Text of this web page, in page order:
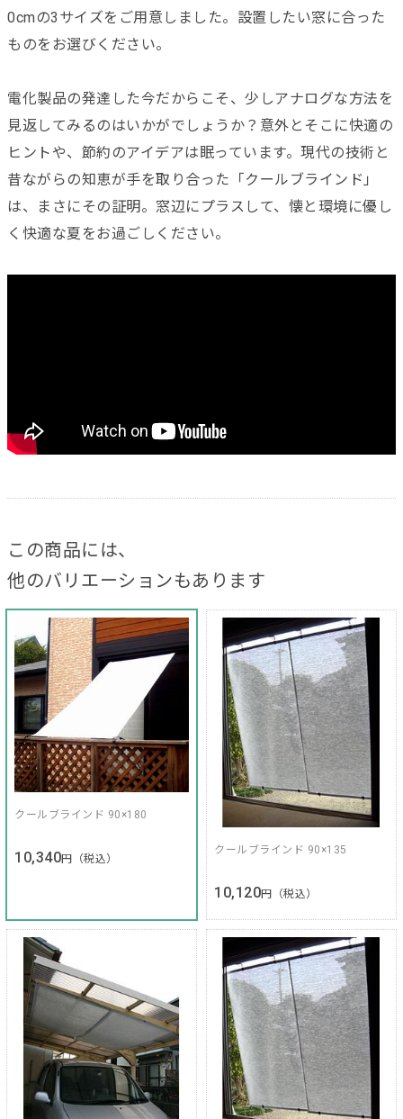
0cmの3サイズをご用意しました。設置したい窓に合った
ものをお選びください。
電化製品の発達した今だからこそ、少しアナログな方法を
見返してみるのはいかがでしょうか？意外とそこに快適の
ヒントや、節約のアイデアは眠っています。現代の技術と
昔ながらの知恵が手を取り合った「クールブラインド」
は、まさにその証明。窓辺にプラスして、懐と環境に優し
く快適な夏をお過ごしください。
この商品には、
他のバリエーションもあります
クールブラインド 90×180
10,340円（税込）
クールブラインド 90×135
10,120円（税込）